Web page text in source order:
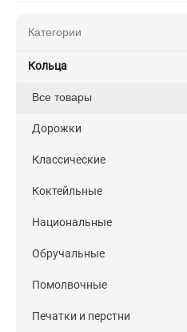
Категории
Кольца
Все товары
Дорожки
Классические
Коктейльные
Национальные
Обручальные
Помолвочные
Печатки и перстни